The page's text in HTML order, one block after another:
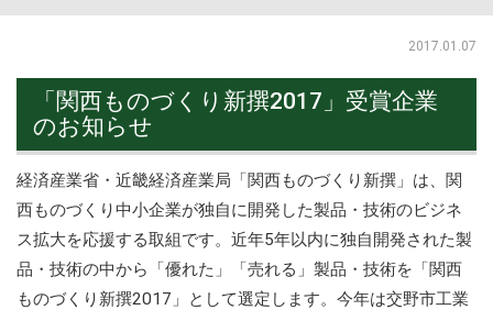
2017.01.07
「関西ものづくり新撰2017」受賞企業
のお知らせ
経済産業省・近畿経済産業局「関西ものづくり新撰」は、関
西ものづくり中小企業が独自に開発した製品・技術のビジネ
ス拡大を応援する取組です。近年5年以内に独自開発された製
品・技術の中から「優れた」「売れる」製品・技術を「関西
ものづくり新撰2017」として選定します。今年は交野市工業